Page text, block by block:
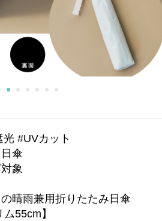
#UVカット
傘
象
晴雨兼用折りたたみ日傘
55cm】